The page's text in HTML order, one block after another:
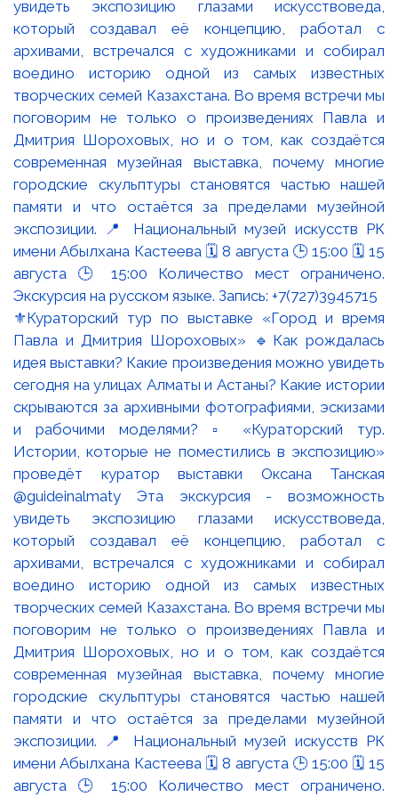
⚜️Кураторский тур по выставке «Город и время
Павла и Дмитрия Шороховых» 🔹Как рождалась
идея выставки? Какие произведения можно увидеть
сегодня на улицах Алматы и Астаны? Какие истории
скрываются за архивными фотографиями, эскизами
и рабочими моделями? ▫️ «Кураторский тур.
Истории, которые не поместились в экспозицию»
проведёт куратор выставки Оксана Танская
@guideinalmaty Эта экскурсия - возможность
увидеть экспозицию глазами искусствоведа,
который создавал её концепцию, работал с
архивами, встречался с художниками и собирал
воедино историю одной из самых известных
творческих семей Казахстана. Во время встречи мы
поговорим не только о произведениях Павла и
Дмитрия Шороховых, но и о том, как создаётся
современная музейная выставка, почему многие
городские скульптуры становятся частью нашей
памяти и что остаётся за пределами музейной
экспозиции. 📍 Национальный музей искусств РК
имени Абылхана Кастеева 🗓 8 августа 🕒 15:00 🗓 15
августа 🕒 15:00 Количество мест ограничено.